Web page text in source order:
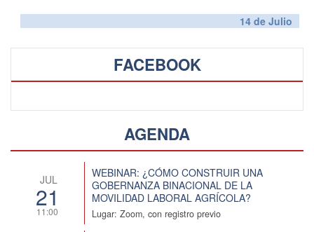
14 de Julio
FACEBOOK
AGENDA
JUL
21
11:00
WEBINAR: ¿CÓMO CONSTRUIR UNA
GOBERNANZA BINACIONAL DE LA
MOVILIDAD LABORAL AGRÍCOLA?
Lugar: Zoom, con registro previo